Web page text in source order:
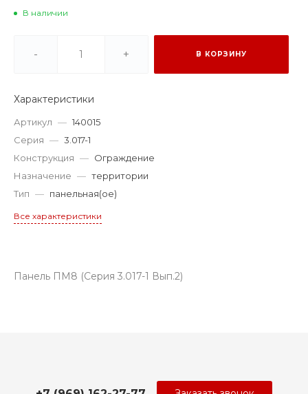
В наличии
- + В КОРЗИНУ
Характеристики
Артикул — 140015
Серия — 3.017-1
Конструкция — Ограждение
Назначение — территории
Тип — панельная(ое)
Все характеристики
Панель ПМ8 (Серия 3.017-1 Вып.2)